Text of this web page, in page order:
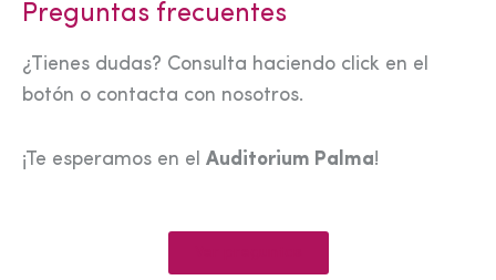
Preguntas frecuentes
¿Tienes dudas? Consulta haciendo click en el
botón o contacta con nosotros.
¡Te esperamos en el Auditorium Palma!